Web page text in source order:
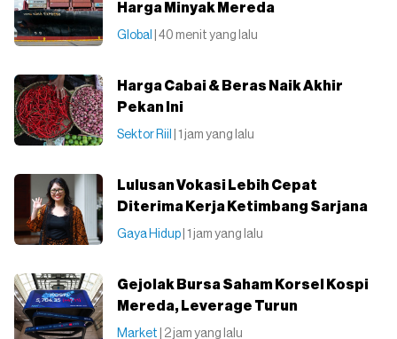
Harga Minyak Mereda
Global | 40 menit yang lalu
Harga Cabai & Beras Naik Akhir
Pekan Ini
Sektor Riil | 1 jam yang lalu
Lulusan Vokasi Lebih Cepat
Diterima Kerja Ketimbang Sarjana
Gaya Hidup | 1 jam yang lalu
Gejolak Bursa Saham Korsel Kospi
Mereda, Leverage Turun
Market | 2 jam yang lalu